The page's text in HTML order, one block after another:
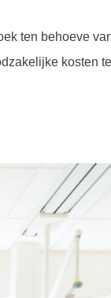
ten behoeve
kosten